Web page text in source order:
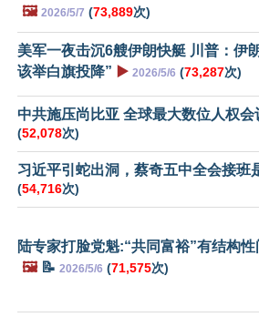
🖼️ 2026/5/7 (73,889次)
美军一夜击沉6艘伊朗快艇 川普：伊
该举白旗投降” ▶️ 2026/5/6 (73,287次)
中共施压尚比亚 全球最大数位人权会
(52,078次)
习近平引蛇出洞，蔡奇五中全会接班
(54,716次)
陆专家打脸党魁:“共同富裕”有结构性
🖼️📝 2026/5/6 (71,575次)